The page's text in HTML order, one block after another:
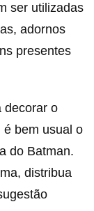
ser utilizadas
adornos
presentes
decorar o
é bem usual o
do Batman.
distribua